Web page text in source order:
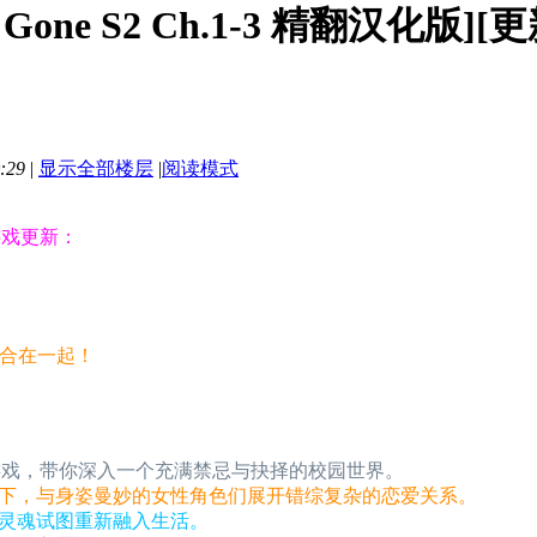
S2 Ch.1-3 精翻汉化版][
| 显示全部楼层 |阅读模式
更新：
在一起！
，带你深入一个充满禁忌与抉择的校园世界。
，与身姿曼妙的女性角色们展开错综复杂的恋爱关系。
魂试图重新融入生活。